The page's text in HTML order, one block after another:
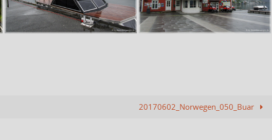
20170602_Norwegen_050_Buar